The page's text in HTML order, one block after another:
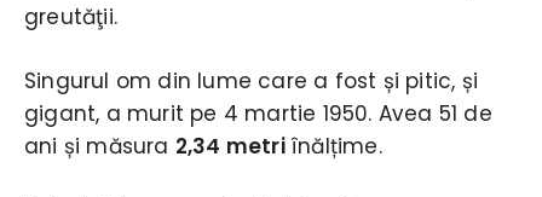
greutăţii.
Singurul om din lume care a fost și pitic, și
gigant, a murit pe 4 martie 1950. Avea 51 de
ani și măsura 2,34 metriînălțime.